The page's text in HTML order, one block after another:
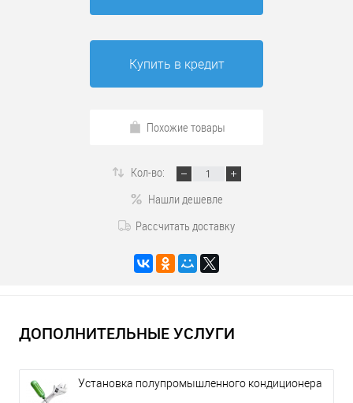
Купить в кредит
Похожие товары
Кол-во:
Нашли дешевле
Рассчитать доставку
ДОПОЛНИТЕЛЬНЫЕ УСЛУГИ
Установка полупромышленного кондиционера